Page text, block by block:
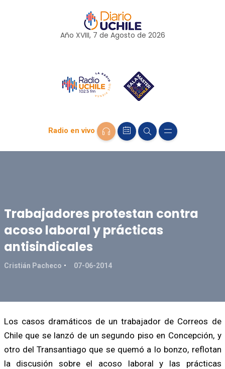
Año XVIII, 7 de Agosto de 2026
Radio en vivo
Trabajadores protestan contra
acoso laboral y prácticas
antisindicales
Cristián Pacheco 07-06-2014
Los casos dramáticos de un trabajador de Correos de
Chile que se lanzó de un segundo piso en Concepción, y
otro del Transantiago que se quemó a lo bonzo, reflotan
la discusión sobre el acoso laboral y las prácticas